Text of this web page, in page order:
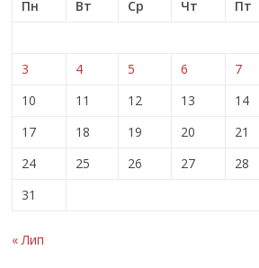
Пн
Вт Ср Чт Пт
3
4 5 6 7
10
11 12 13 14
17
18 19 20 21
24
25 26 27 28
31
« Лип